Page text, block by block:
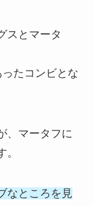
スとマータ
たコンビとな
、マータフに
なところを見